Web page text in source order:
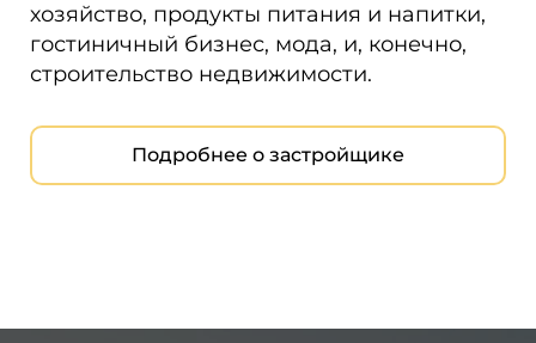
хозяйство, продукты питания и напитки,
гостиничный бизнес, мода, и, конечно,
строительство недвижимости.
Подробнее о застройщике